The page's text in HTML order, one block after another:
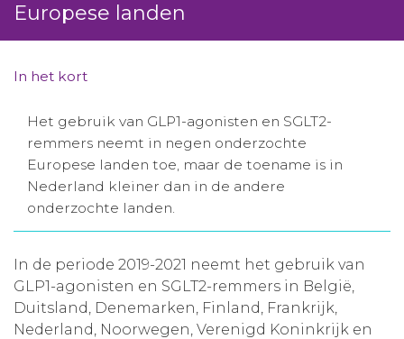
Over IVM
Winkelwagentje
Aanmelden nieuwsbrief
Toegang leeromgeving
Europese landen
In het kort
Het gebruik van GLP1-agonisten en SGLT2-
remmers neemt in negen onderzochte
Europese landen toe, maar de toename is in
Nederland kleiner dan in de andere
onderzochte landen.
In de periode 2019-2021 neemt het gebruik van
GLP1-agonisten en SGLT2-remmers in België,
Duitsland, Denemarken, Finland, Frankrijk,
Nederland, Noorwegen, Verenigd Koninkrijk en